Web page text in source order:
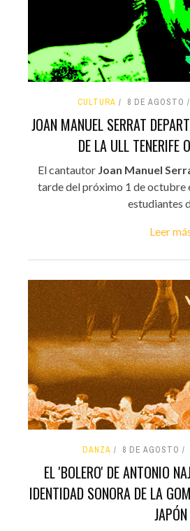
CULTURA 8 DE AGOSTO
JOAN MANUEL SERRAT
DE LA ULL TENERIFE
El cantautor Joan Manuel
tarde del próximo 1 de octubre
estudiantes
Leer
DANZA 8 DE AGOSTO
EL 'BOLERO' DE ANTONIO
IDENTIDAD SONORA DE LA
JAPÓN